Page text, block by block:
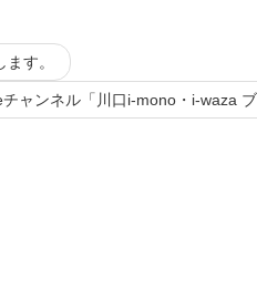
す。
ャンネル「川口i-mono・i-waza